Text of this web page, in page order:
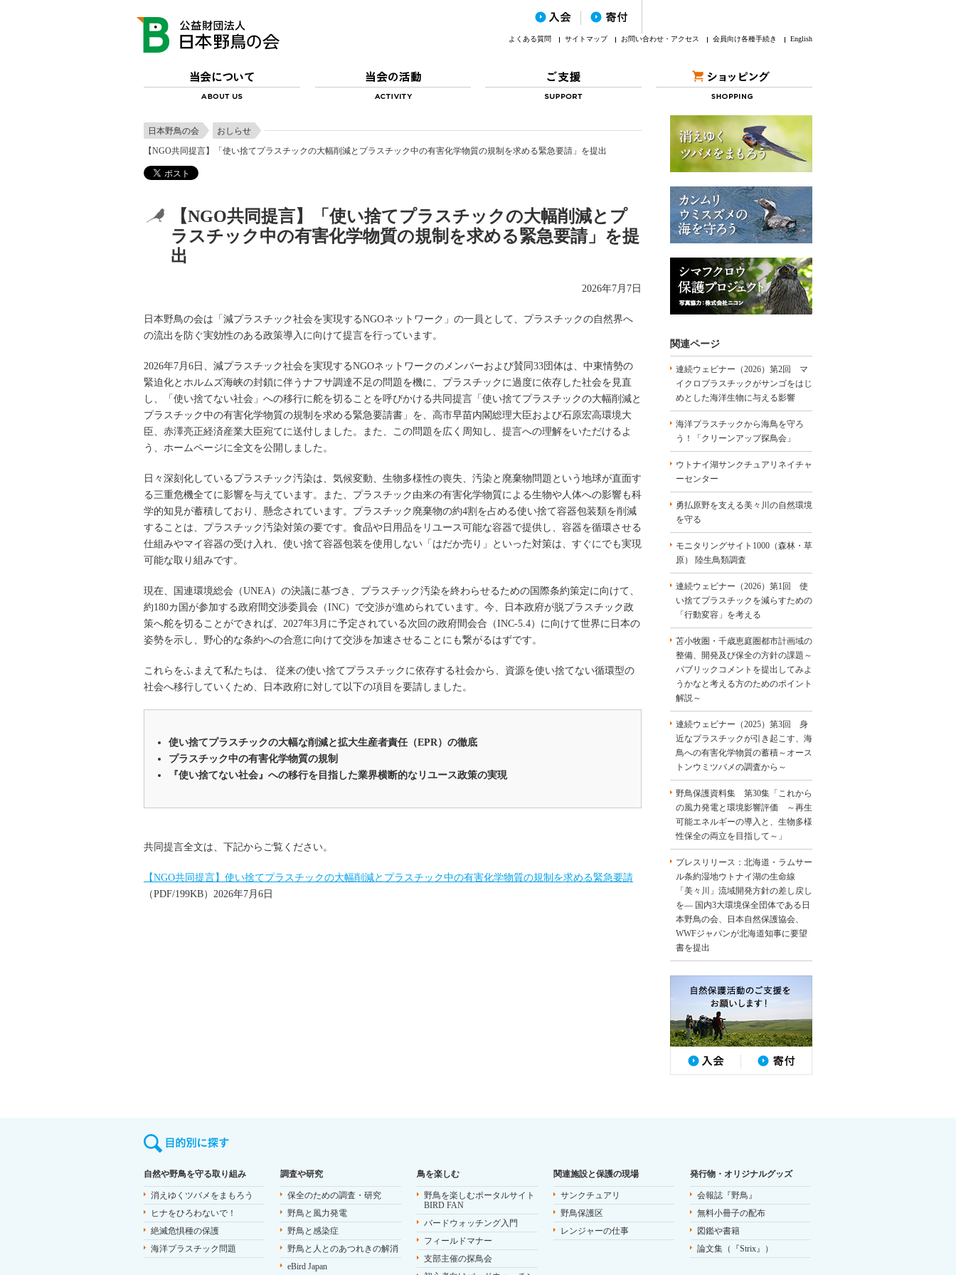
よくある質問 サイトマップ お問い合わせ・アクセス 会員向け各種手続き English
日本野鳥の会
おしらせ
【NGO共同提言】「使い捨てプラスチックの大幅削減とプラスチック中の有害化学物質の規制を求める緊急要請」を提出
【NGO共同提言】「使い捨てプラスチックの大幅削減とプ
ラスチック中の有害化学物質の規制を求める緊急要請」を提
出
2026年7月7日
日本野鳥の会は「減プラスチック社会を実現するNGOネットワーク」の一員として、プラスチックの自然界へ
の流出を防ぐ実効性のある政策導入に向けて提言を行っています。
2026年7月6日、減プラスチック社会を実現するNGOネットワークのメンバーおよび賛同33団体は、中東情勢の
緊迫化とホルムズ海峡の封鎖に伴うナフサ調達不足の問題を機に、プラスチックに過度に依存した社会を見直
し、「使い捨てない社会」への移行に舵を切ることを呼びかける共同提言「使い捨てプラスチックの大幅削減と
プラスチック中の有害化学物質の規制を求める緊急要請書」を、高市早苗内閣総理大臣および石原宏高環境大
臣、赤澤亮正経済産業大臣宛てに送付しました。また、この問題を広く周知し、提言への理解をいただけるよ
う、ホームページに全文を公開しました。
日々深刻化しているプラスチック汚染は、気候変動、生物多様性の喪失、汚染と廃棄物問題という地球が直面す
る三重危機全てに影響を与えています。また、プラスチック由来の有害化学物質による生物や人体への影響も科
学的知見が蓄積しており、懸念されています。プラスチック廃棄物の約4割を占める使い捨て容器包装類を削減
することは、プラスチック汚染対策の要です。食品や日用品をリユース可能な容器で提供し、容器を循環させる
仕組みやマイ容器の受け入れ、使い捨て容器包装を使用しない「はだか売り」といった対策は、すぐにでも実現
可能な取り組みです。
現在、国連環境総会（UNEA）の決議に基づき、プラスチック汚染を終わらせるための国際条約策定に向けて、
約180カ国が参加する政府間交渉委員会（INC）で交渉が進められています。今、日本政府が脱プラスチック政
策へ舵を切ることができれば、2027年3月に予定されている次回の政府間会合（INC-5.4）に向けて世界に日本の
姿勢を示し、野心的な条約への合意に向けて交渉を加速させることにも繋がるはずです。
これらをふまえて私たちは、 従来の使い捨てプラスチックに依存する社会から、資源を使い捨てない循環型の
社会へ移行していくため、日本政府に対して以下の項目を要請しました。
使い捨てプラスチックの大幅な削減と拡大生産者責任（EPR）の徹底
プラスチック中の有害化学物質の規制
『使い捨てない社会』への移行を目指した業界横断的なリユース政策の実現
共同提言全文は、下記からご覧ください。
【NGO共同提言】使い捨てプラスチックの大幅削減とプラスチック中の有害化学物質の規制を求める緊急要請
（PDF/199KB）2026年7月6日
関連ページ
連続ウェビナー（2026）第2回 マ
イクロプラスチックがサンゴをはじ
めとした海洋生物に与える影響
海洋プラスチックから海鳥を守ろ
う！「クリーンアップ探鳥会」
ウトナイ湖サンクチュアリネイチャ
ーセンター
勇払原野を支える美々川の自然環境
を守る
モニタリングサイト1000（森林・草
原） 陸生鳥類調査
連続ウェビナー（2026）第1回 使
い捨てプラスチックを減らすための
「行動変容」を考える
苫小牧圏・千歳恵庭圏都市計画域の
整備、開発及び保全の方針の課題～
パブリックコメントを提出してみよ
うかなと考える方のためのポイント
解説～
連続ウェビナー（2025）第3回 身
近なプラスチックが引き起こす、海
鳥への有害化学物質の蓄積～オース
トンウミツバメの調査から～
野鳥保護資料集 第30集「これから
の風力発電と環境影響評価 ～再生
可能エネルギーの導入と、生物多様
性保全の両立を目指して～」
プレスリリース：北海道・ラムサー
ル条約湿地ウトナイ湖の生命線
「美々川」流域開発方針の差し戻し
を― 国内3大環境保全団体である日
本野鳥の会、日本自然保護協会、
WWFジャパンが北海道知事に要望
書を提出
自然や野鳥を守る取り組み
消えゆくツバメをまもろう
ヒナをひろわないで！
絶滅危惧種の保護
海洋プラスチック問題
調査や研究
保全のための調査・研究
野鳥と風力発電
野鳥と感染症
野鳥と人とのあつれきの解消
eBird Japan
鳥を楽しむ
野鳥を楽しむポータルサイト
BIRD FAN
バードウォッチング入門
フィールドマナー
支部主催の探鳥会
関連施設と保護の現場
サンクチュアリ
野鳥保護区
レンジャーの仕事
発行物・オリジナルグッズ
会報誌『野鳥』
無料小冊子の配布
図鑑や書籍
論文集（『Strix』）